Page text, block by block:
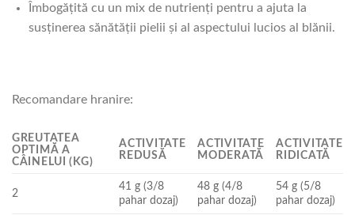
Îmbogăţită cu un mix de nutrienţi pentru a ajuta la
susţinerea sănătăţii pielii şi al aspectului lucios al blănii.
Recomandare hranire:
GREUTATEA
OPTIMĂ A
CÂINELUI (KG)
ACTIVITATE
REDUSĂ
ACTIVITATE
MODERATĂ
ACTIVITATE
RIDICATĂ
2
41 g (3/8
pahar dozaj)
48 g (4/8
pahar dozaj)
54 g (5/8
pahar dozaj)